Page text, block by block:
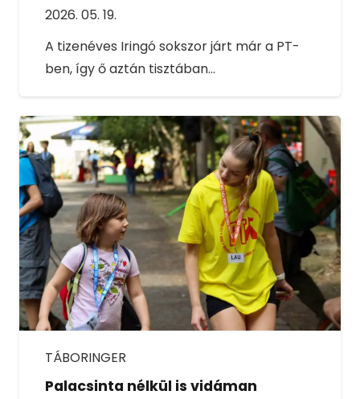
2026. 05. 19.
A tizenéves Iringó sokszor járt már a PT-
ben, így ő aztán tisztában…
TÁBORINGER
Palacsinta nélkül is vidáman